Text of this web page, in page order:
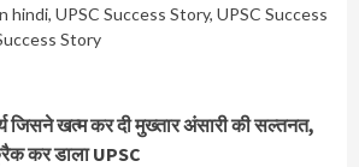
hindi, UPSC Success Story, UPSC Success
Story
जिसने खत्म कर दी मुख्तार अंसारी की सल्तनत,
कर डाला UPSC